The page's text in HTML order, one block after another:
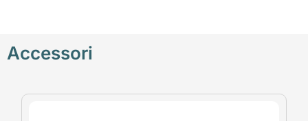
Accessori